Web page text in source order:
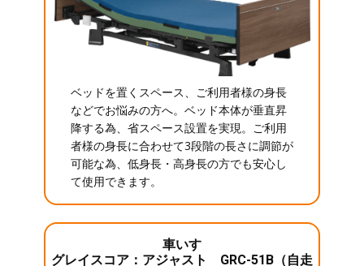
ベッドを置くスペース、ご利用者様の身長
などでお悩みの方へ。ベッド本体が垂直昇
降する為、省スペース設置を実現。ご利用
者様の身長に合わせて3段階の長さに調節が
可能な為、低身長・高身長の方でも安心し
て使用できます。
車いす
グレイスコア：アジャスト GRC-51B（自走